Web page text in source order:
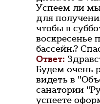
Успеем ли
для
чтобы в
воскресенье
бассейн.?
Ответ:
Будем очень
видеть в
санатории
успеете